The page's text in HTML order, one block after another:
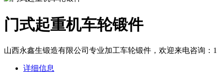
门式起重机车轮锻件
山西永鑫生锻造有限公司专业加工车轮锻件，欢迎来电咨询：
详细信息